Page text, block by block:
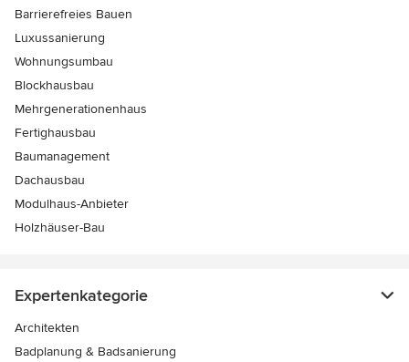
Barrierefreies Bauen
Luxussanierung
Wohnungsumbau
Blockhausbau
Mehrgenerationenhaus
Fertighausbau
Baumanagement
Dachausbau
Modulhaus-Anbieter
Holzhäuser-Bau
Expertenkategorie
Architekten
Badplanung & Badsanierung